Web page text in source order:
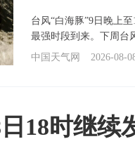
台风“白海豚”9日晚上
最强时段到来。下周台
中国天气网
2026-08-
18时继续